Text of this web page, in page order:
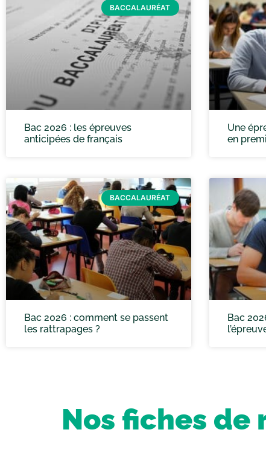
BACCALAURÉAT
Bac 2026 : les épreuves
anticipées de français
Une
en
BACCALAURÉAT
Bac 2026 : comment se passent
les rattrapages ?
Bac
Nos fiches